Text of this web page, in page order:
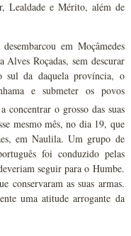
Lealdade e Mérito, além de
em Moçâmedes
Roçadas, sem descurar
sul da daquela província, o
e submeter os povos
concentrar o grosso das suas
mesmo mês, no dia 19, que
em Naulila. Um grupo de
foi conduzido pelas
seguir para o Humbe.
conservaram as suas armas.
uma atitude arrogante da